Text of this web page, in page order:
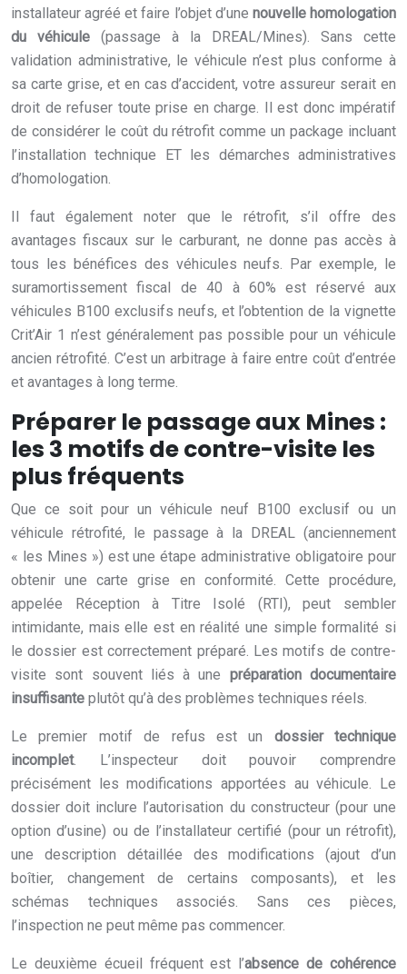
installateur agréé et faire l’objet d’une nouvelle homologation
du véhicule (passage à la DREAL/Mines). Sans cette
validation administrative, le véhicule n’est plus conforme à
sa carte grise, et en cas d’accident, votre assureur serait en
droit de refuser toute prise en charge. Il est donc impératif
de considérer le coût du rétrofit comme un package incluant
l’installation technique ET les démarches administratives
d’homologation.
Il faut également noter que le rétrofit, s’il offre des
avantages fiscaux sur le carburant, ne donne pas accès à
tous les bénéfices des véhicules neufs. Par exemple, le
suramortissement fiscal de 40 à 60% est réservé aux
véhicules B100 exclusifs neufs, et l’obtention de la vignette
Crit’Air 1 n’est généralement pas possible pour un véhicule
ancien rétrofité. C’est un arbitrage à faire entre coût d’entrée
et avantages à long terme.
Préparer le passage aux Mines :
les 3 motifs de contre-visite les
plus fréquents
Que ce soit pour un véhicule neuf B100 exclusif ou un
véhicule rétrofité, le passage à la DREAL (anciennement
« les Mines ») est une étape administrative obligatoire pour
obtenir une carte grise en conformité. Cette procédure,
appelée Réception à Titre Isolé (RTI), peut sembler
intimidante, mais elle est en réalité une simple formalité si
le dossier est correctement préparé. Les motifs de contre-
visite sont souvent liés à une préparation documentaire
insuffisante plutôt qu’à des problèmes techniques réels.
Le premier motif de refus est un dossier technique
incomplet. L’inspecteur doit pouvoir comprendre
précisément les modifications apportées au véhicule. Le
dossier doit inclure l’autorisation du constructeur (pour une
option d’usine) ou de l’installateur certifié (pour un rétrofit),
une description détaillée des modifications (ajout d’un
boîtier, changement de certains composants), et les
schémas techniques associés. Sans ces pièces,
l’inspection ne peut même pas commencer.
Le deuxième écueil fréquent est l’absence de cohérence